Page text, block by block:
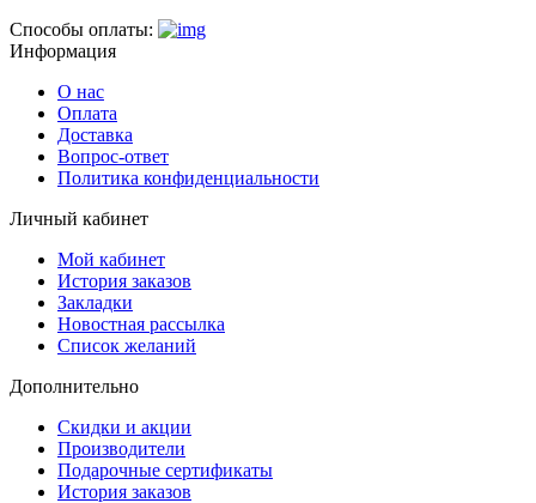
Способы оплаты:
Информация
О нас
Оплата
Доставка
Вопрос-ответ
Политика конфиденциальности
Личный кабинет
Мой кабинет
История заказов
Закладки
Новостная рассылка
Список желаний
Дополнительно
Скидки и акции
Производители
Подарочные сертификаты
История заказов